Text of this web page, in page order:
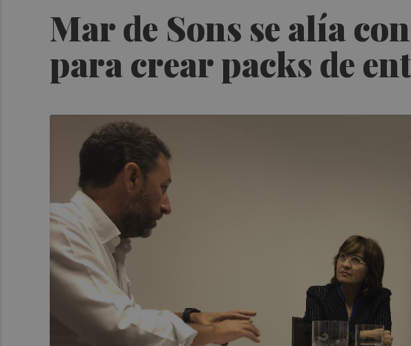
Mar de Sons se alía
para crear packs de